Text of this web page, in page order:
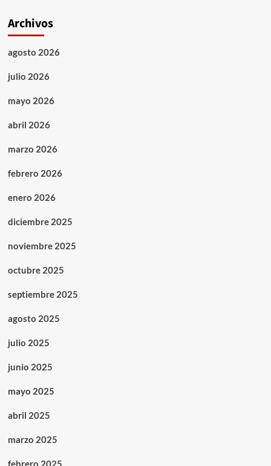
Archivos
agosto 2026
julio 2026
mayo 2026
abril 2026
marzo 2026
febrero 2026
enero 2026
diciembre 2025
noviembre 2025
octubre 2025
septiembre 2025
agosto 2025
julio 2025
junio 2025
mayo 2025
abril 2025
marzo 2025
febrero 2025